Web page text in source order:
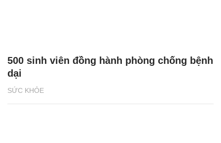
SỨC KHỎE
500 sinh viên đồng hành phòng chống bệnh
dại